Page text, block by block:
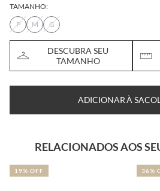
TAMANHO:
P
M G
DESCUBRA SEU
TAMANHO
ADICIONAR À
RELACIONADOS AOS
19% OFF 36%